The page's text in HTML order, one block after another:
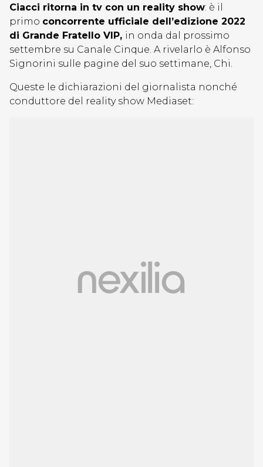
Ciacci ritorna in tv con un reality show: è il
primo concorrente ufficiale dell’edizione 2022
di Grande Fratello VIP, in onda dal prossimo
settembre su Canale Cinque. A rivelarlo è Alfonso
Signorini sulle pagine del suo settimane, Chi.
Queste le dichiarazioni del giornalista nonché
conduttore del reality show Mediaset: